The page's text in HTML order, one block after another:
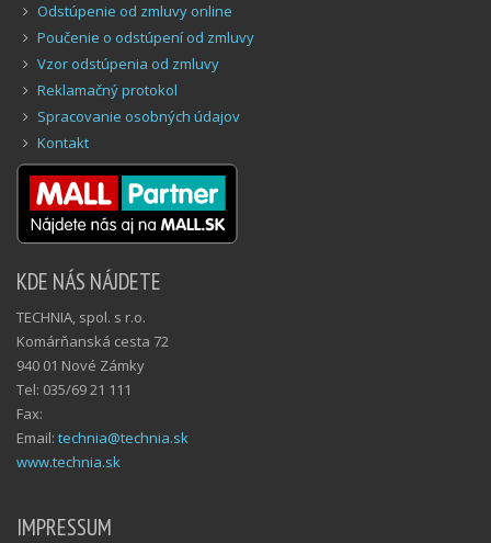
Odstúpenie od zmluvy online
Poučenie o odstúpení od zmluvy
Vzor odstúpenia od zmluvy
Reklamačný protokol
Spracovanie osobných údajov
Kontakt
KDE NÁS NÁJDETE
TECHNIA, spol. s r.o.
Komárňanská cesta 72
940 01 Nové Zámky
Tel: 035/69 21 111
Fax:
Email: technia@technia.sk
www.technia.sk
IMPRESSUM